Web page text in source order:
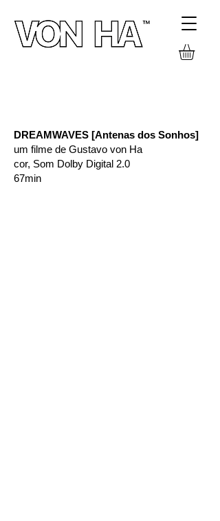
DREAMWAVES [Antenas dos Sonhos]
um filme de Gustavo von Ha
cor, Som Dolby Digital 2.0
67min